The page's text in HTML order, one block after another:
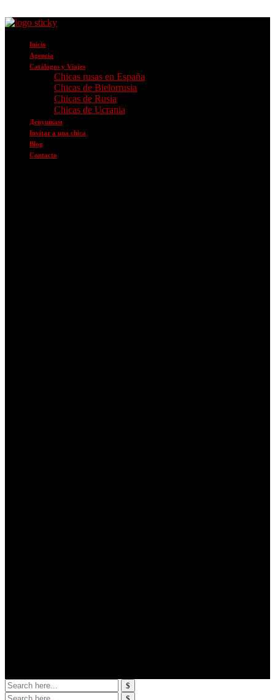
Inicio
Agencia
Catálogos y Viajes
Chicas rusas en España
Chicas de Bielorrusia
Chicas de Rusia
Chicas de Ucrania
Девушкам
Invitar a una chica
Blog
Contacto